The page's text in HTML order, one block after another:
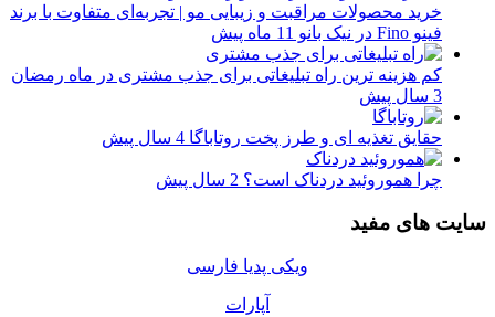
خرید محصولات مراقبت و زیبایی مو | تجربه‌ای متفاوت با برند
فینو Fino در نیک بانو
11 ماه پیش
کم هزینه ترین راه تبلیغاتی برای جذب مشتری در ماه رمضان
3 سال پیش
حقایق تغذیه ای و طرز پخت روتاباگا 4 سال پیش
چرا هموروئید دردناک است؟ 2 سال پیش
سایت های مفید
ویکی پدیا فارسی
آپارات